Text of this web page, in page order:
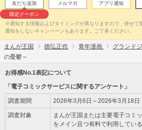
友だち追加
限定クーポン
メルマガ アプリ通知
※通知する情報およびタイミングが異なりますので、併せ
通知をしないキャンペーンもあります。ご了承ください。
まんが王国 徳弘正也 青年漫画 グランド
の憂鬱～
お得感No.1表記について
「電子コミックサービスに関するアンケート」
調査期間 2026年3月6日～2026年3月18日
調査対象
まんが王国または主要電子コミ
をメイン且つ有料で利用してい